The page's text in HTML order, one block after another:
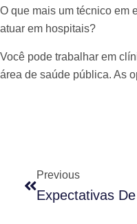
O que mais um técnico em
atuar em hospitais?
Você pode trabalhar em
área de saúde pública. As
Previous